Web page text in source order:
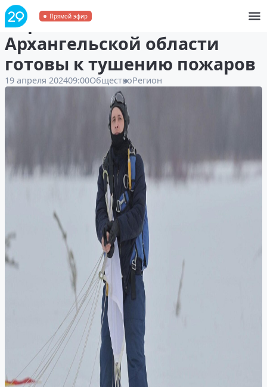
Прямой эфир
Парашютисты-спасатели
Архангельской области
готовы к тушению пожаров
19 апреля 202409:00ОбществоРегион